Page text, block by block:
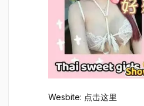
Wesbite: 点击这里